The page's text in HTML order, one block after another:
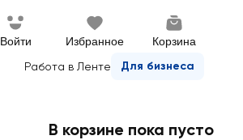
Войти Избранное Корзина
Работа в Ленте Для бизнеса
В корзине пока пусто